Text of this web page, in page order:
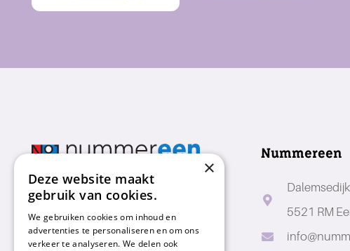
Nummereen
5521 RM
×
Deze website maakt
gebruik van cookies.
We gebruiken cookies om inhoud en
advertenties te personaliseren en om ons
verkeer te analyseren. We delen ook